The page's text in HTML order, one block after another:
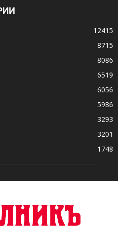
12415
8715
8086
6519
6056
5986
3293
3201
1748